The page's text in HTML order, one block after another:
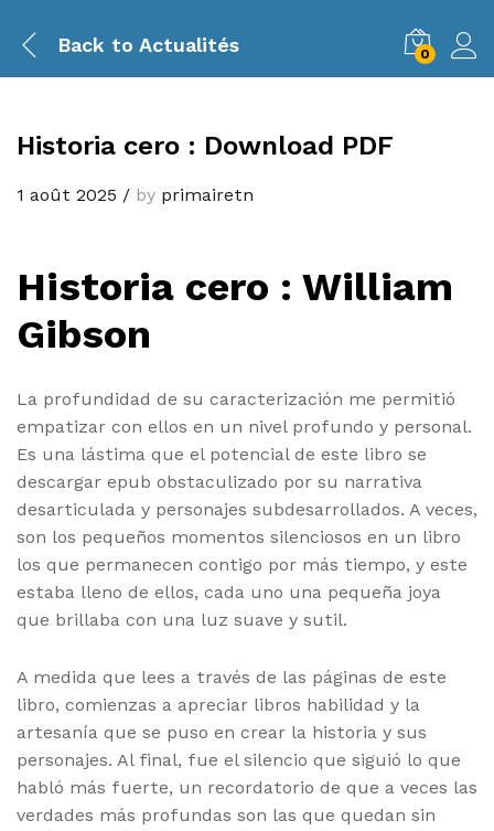
Back to Actualités 0
Historia cero : Download PDF
1 août 2025 / by primairetn
Historia cero : William
Gibson
La profundidad de su caracterización me permitió
empatizar con ellos en un nivel profundo y personal.
Es una lástima que el potencial de este libro se
descargar epub obstaculizado por su narrativa
desarticulada y personajes subdesarrollados. A veces,
son los pequeños momentos silenciosos en un libro
los que permanecen contigo por más tiempo, y este
estaba lleno de ellos, cada uno una pequeña joya
que brillaba con una luz suave y sutil.
A medida que lees a través de las páginas de este
libro, comienzas a apreciar libros habilidad y la
artesanía que se puso en crear la historia y sus
personajes. Al final, fue el silencio que siguió lo que
habló más fuerte, un recordatorio de que a veces las
verdades más profundas son las que quedan sin